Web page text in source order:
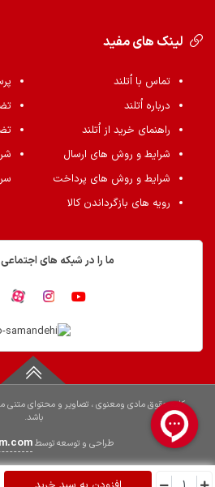
لینک های مفید
تماس با اُتلند
درباره اُتلند
راهنمای خرید از اُتلند
شرایط و روش های ارسال
شرایط و روش های پرداخت
رویه های بازگرداندن کالا
ما را در شبکه های اجتماعی
کلیه حقوق مادی ومعنوی ، تصاویر و محتوای متنی
باشد.
طراحی و توسعه توسط